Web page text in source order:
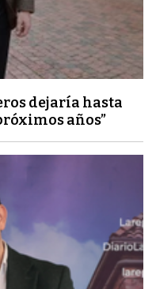
dejaría hasta
años”